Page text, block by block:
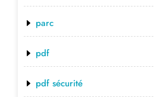
parc
pdf
pdf sécurité